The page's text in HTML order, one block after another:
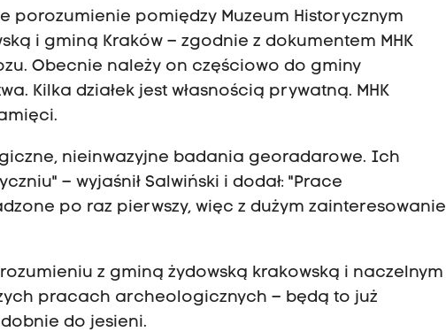
porozumienie pomiędzy Muzeum Historycznym
i gminą Kraków – zgodnie z dokumentem MHK
Obecnie należy on częściowo do gminy
Kilka działek jest własnością prywatną. MHK
nieinwazyjne badania georadarowe. Ich
– wyjaśnił Salwiński i dodał: "Prace
po raz pierwszy, więc z dużym zainteresowanie
z gminą żydowską krakowską i naczelnym
pracach archeologicznych – będą to już
do jesieni.